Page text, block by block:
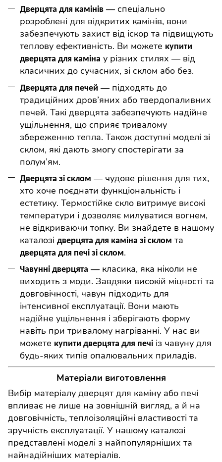
Дверцята для камінів — спеціально
розроблені для відкритих камінів, вони
забезпечують захист від іскор та підвищують
теплову ефективність. Ви можете купити
дверцята для каміна у різних стилях — від
класичних до сучасних, зі склом або без.
Дверцята для печей — підходять до
традиційних дров’яних або твердопаливних
печей. Такі дверцята забезпечують надійне
ущільнення, що сприяє тривалому
збереженню тепла. Також доступні моделі зі
склом, які дають змогу спостерігати за
полум’ям.
Дверцята зі склом — чудове рішення для тих,
хто хоче поєднати функціональність і
естетику. Термостійке скло витримує високі
температури і дозволяє милуватися вогнем,
не відкриваючи топку. Ви знайдете в нашому
каталозі дверцята для каміна зі склом та
дверцята для печі зі склом.
Чавунні дверцята — класика, яка ніколи не
виходить з моди. Завдяки високій міцності та
довговічності, чавун підходить для
інтенсивної експлуатації. Вони мають
надійне ущільнення і зберігають форму
навіть при тривалому нагріванні. У нас ви
можете купити дверцята для печі із чавуну для
будь-яких типів опалювальних приладів.
Матеріали виготовлення
Вибір матеріалу дверцят для каміну або печі
впливає не лише на зовнішній вигляд, а й на
довговічність, теплоізоляційні властивості та
зручність експлуатації. У нашому каталозі
представлені моделі з найпопулярніших та
найнадійніших матеріалів.